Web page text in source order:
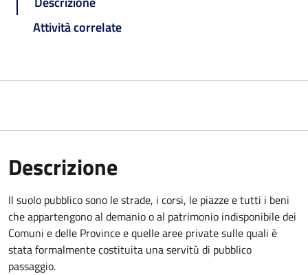
Attività correlate
Descrizione
Il suolo pubblico sono le strade, i corsi, le piazze e tutti i beni
che appartengono al demanio o al patrimonio indisponibile dei
Comuni e delle Province e quelle aree private sulle quali è
stata formalmente costituita una servitù di pubblico
passaggio.